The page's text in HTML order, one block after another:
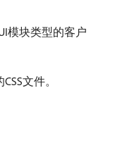
模块类型的客户
文件。